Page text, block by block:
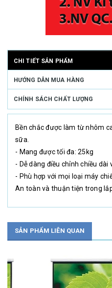
CHI TIẾT SẢN PHẨM
HƯỚNG DẪN MUA HÀNG
CHÍNH SÁCH CHẤT LƯỢNG
Bền chắc được làm từ nhôm
sữa.
- Mang được tối đa: 25kg
- Dễ dàng điều chỉnh chiều dài
- Phù hợp với mọi loại máy
An toàn và thuận tiện trong
SẢN PHẨM LIÊN QUAN